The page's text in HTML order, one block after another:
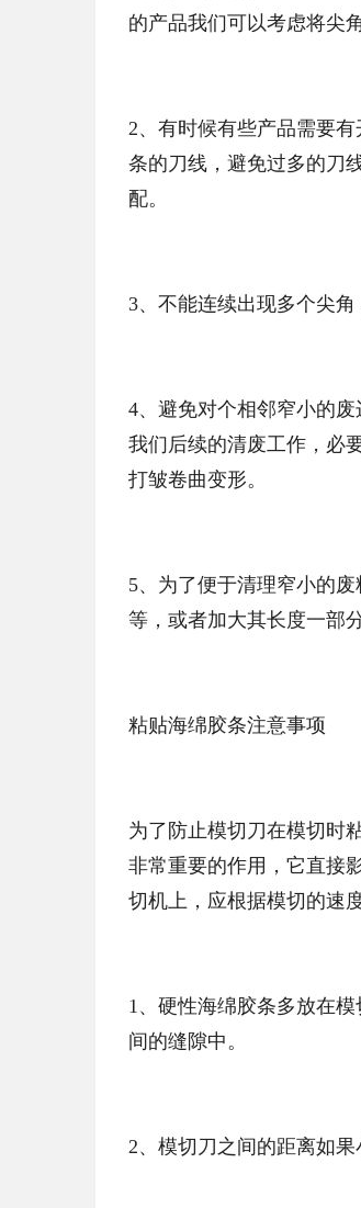
的产品我们可以考虑将尖
2、有时候有些产品需要
条的刀线，避免过多的刀
配。
3、不能连续出现多个尖
4、避免对个相邻窄小的
我们后续的清废工作，必
打皱卷曲变形。
5、为了便于清理窄小的
等，或者加大其长度一部分
粘贴海绵胶条注意事项
为了防止模切刀在模切时
非常重要的作用，它直接
切机上，应根据模切的速
1、硬性海绵胶条多放在
间的缝隙中。
2、模切刀之间的距离如果